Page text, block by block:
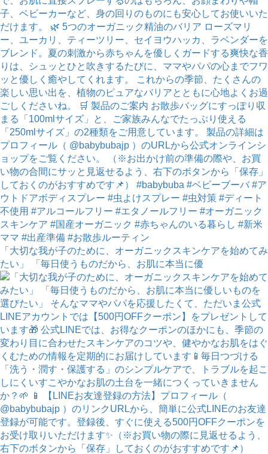
「大切な我が子のために、オーガニックスキンケアを始めてみ
たい」 「毎日使うものだから、お肌に本当に優